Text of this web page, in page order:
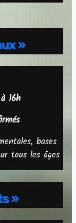
»
16h
bases
tous les âges
»